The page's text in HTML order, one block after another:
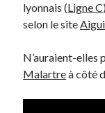
lyonnais (Ligne C
selon le site
N’auraient-elles
Malartreà côté